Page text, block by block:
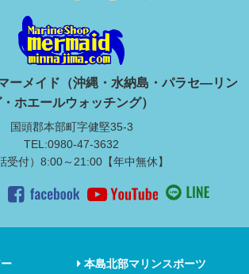
ーメイド（沖縄・水納島・パラセ―リン
ホエールウォッチング）
国頭郡本部町字健堅35-3
TEL:0980-47-3632
受付）8:00～21:00【年中無休】
本島北部マリンスポーツ